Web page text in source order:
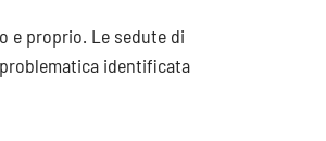
e proprio. Le sedute di
identificata